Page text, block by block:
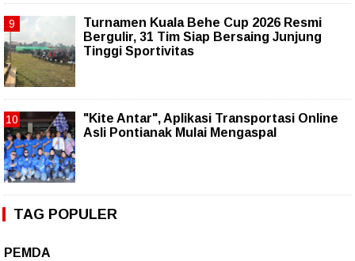
Turnamen Kuala Behe Cup 2026 Resmi
Bergulir, 31 Tim Siap Bersaing Junjung
Tinggi Sportivitas
"Kite Antar", Aplikasi Transportasi Online
Asli Pontianak Mulai Mengaspal
TAG POPULER
PEMDA